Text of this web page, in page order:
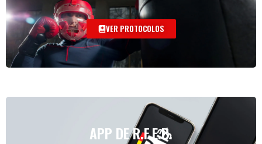
VER PROTOCOLOS
APP DE R.F.E.B.